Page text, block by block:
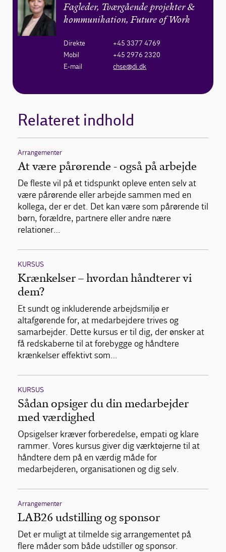
Fagleder, Tværgående projekter &
kommunikation, Future of Work
Direkte
+45 3377 4769
Mobil
+45 2976 2320
E-mail
chse@di.dk
Relateret indhold
Arrangementer
At være pårørende - også på arbejde
De fleste vil på et tidspunkt opleve enten selv at
være pårørende eller arbejde sammen med en
kollega, der er det. Det kan være som pårørende til
børn, forældre, partnere eller andre nære
relationer…
KURSUS
Krænkelser – hvordan håndterer vi
dem?
Et sundt og inkluderende arbejdsmiljø er
altafgørende for, at medarbejdere trives og
samarbejder. Dette kursus er til dig, der ønsker at
få redskaberne til at forebygge og håndtere
krænkelser effektivt som…
KURSUS
Sådan opsiger du din medarbejder
med værdighed
Opsigelser kræver forberedelse, empati og klare
rammer. Vores kursus giver dig værktøjerne til at
håndtere dem på en værdig måde for
medarbejderen, organisationen og dig selv.
Arrangementer
LAB26 udstilling og sponsor
Det er muligt at tilmelde sig arrangementet på
flere måder som både udstiller og sponsor.